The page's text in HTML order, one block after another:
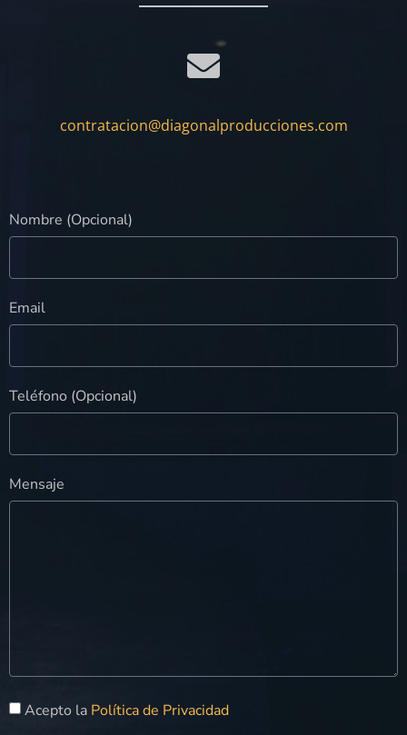
contratacion@diagonalproducciones.com
Nombre (Opcional)
Email
Teléfono (Opcional)
Mensaje
Acepto la Política de Privacidad